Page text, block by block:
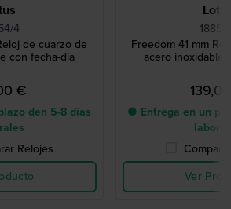
4
de cuarzo de
con fecha-día
€
den 5-8 días
Relojes
Freedom 41 mm
acero inoxidable
● Entrega en un
Ver